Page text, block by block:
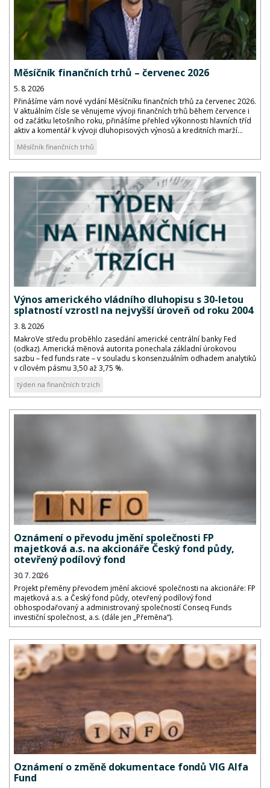
Měsíčník finančních trhů – červenec 2026
5. 8. 2026
Přinášíme vám nové vydání Měsíčníku finančních trhů za červenec 2026.
V aktuálním čísle se věnujeme vývoji finančních trhů během července i
od začátku letošního roku, přinášíme přehled výkonnosti hlavních tříd
aktiv a komentář k vývoji dluhopisových výnosů a kreditních marží...
Měsíčník finančních trhů
Výnos amerického vládního dluhopisu s 30-letou
splatností vzrostl na nejvyšší úroveň od roku 2004
3. 8. 2026
MakroVe středu proběhlo zasedání americké centrální banky Fed
(odkaz). Americká měnová autorita ponechala základní úrokovou
sazbu – fed funds rate – v souladu s konsenzuálním odhadem analytiků
v cílovém pásmu 3,50 až 3,75 %.
týden na finančních trzích
Oznámení o převodu jmění společnosti FP
majetková a.s. na akcionáře Český fond půdy,
otevřený podílový fond
30. 7. 2026
Projekt přeměny převodem jmění akciové společnosti na akcionáře: FP
majetková a.s. a Český fond půdy, otevřený podílový fond
obhospodařovaný a administrovaný společností Conseq Funds
investiční společnost, a.s. (dále jen „Přeměna“).
Oznámení o změně dokumentace fondů VIG Alfa
Fund